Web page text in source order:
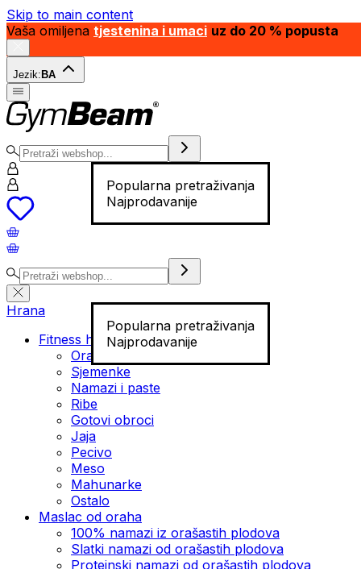
Skip to main content
Vaša omiljena tjestenina i umaci uz do 20 % popusta
Jezik: BA
Popularna pretraživanja
Najprodavanije
Popularna pretraživanja
Najprodavanije
Hrana
Fitness hrana
Orašasti plodovi
Sjemenke
Namazi i paste
Ribe
Gotovi obroci
Jaja
Pecivo
Meso
Mahunarke
Ostalo
Maslac od oraha
100% namazi iz orašastih plodova
Slatki namazi od orašastih plodova
Proteinski namazi od orašastih plodova